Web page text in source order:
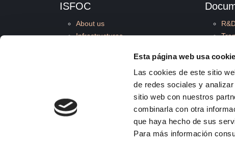
Esta página web usa
Las cookies de este sitio
de redes sociales y
sitio web con nuestros
combinarla con otra
que haya hecho de sus
Para más información
ISFOC
About us
Infrastructures
Quality and Environment